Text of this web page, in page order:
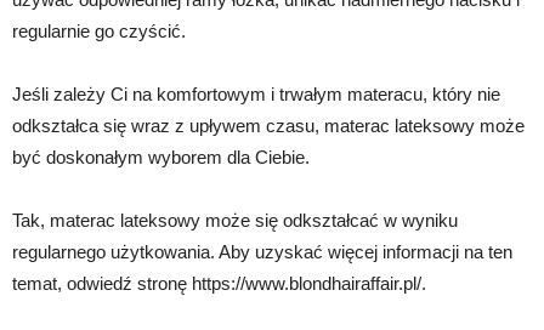
regularnie go czyścić.
Jeśli zależy Ci na komfortowym i trwałym materacu, który nie
odkształca się wraz z upływem czasu, materac lateksowy może
być doskonałym wyborem dla Ciebie.
Tak, materac lateksowy może się odkształcać w wyniku
regularnego użytkowania. Aby uzyskać więcej informacji na ten
temat, odwiedź stronę https://www.blondhairaffair.pl/.